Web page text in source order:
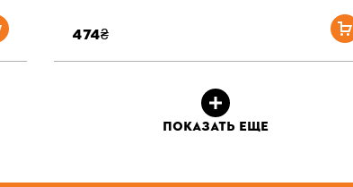
474₴
ПОКАЗАТЬ ЕЩЕ